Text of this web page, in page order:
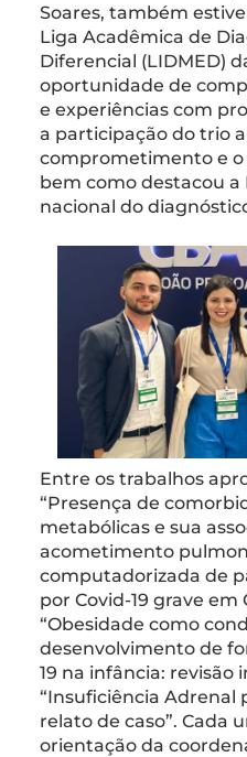
Soares, também
Liga Acadêmica de
Diferencial (LIDMED)
oportunidade de
e experiências com
a participação do trio
comprometimento e o
bem como destacou a
nacional do
Entre os trabalhos
“Presença de
metabólicas e sua
acometimento
computadorizada de
por Covid-19 grave em
“Obesidade como
desenvolvimento de
19 na infância: revisão
“Insuficiência Adrenal
relato de caso”. Cada
orientação da